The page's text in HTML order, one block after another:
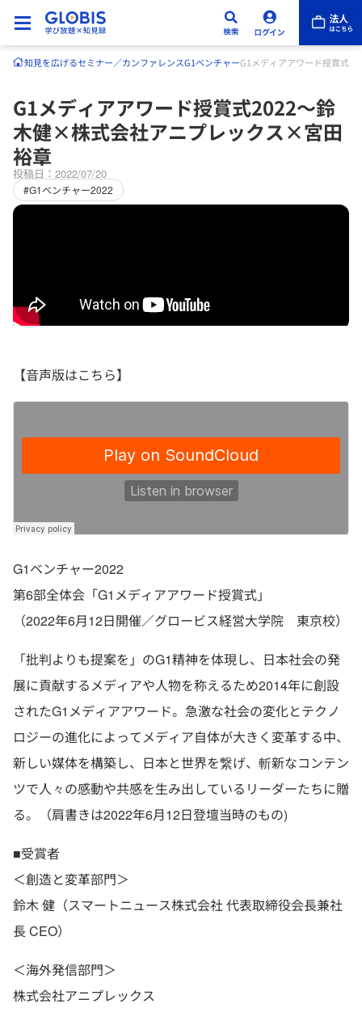
知見を広げるセミナー／カンファレンスG1ベンチャーG1メディアアワード授賞式
G1メディアアワード授賞式2022～鈴
木健×株式会社アニプレックス×宮田
裕章
投稿日：2022/07/20
#G1ベンチャー2022
【音声版はこちら】
G1ベンチャー2022
第6部全体会「G1メディアアワード授賞式」
（2022年6月12日開催／グロービス経営大学院 東京校）
「批判よりも提案を」のG1精神を体現し、日本社会の発
展に貢献するメディアや人物を称えるため2014年に創設
されたG1メディアアワード。急激な社会の変化とテクノ
ロジーの進化によってメディア自体が大きく変革する中、
新しい媒体を構築し、日本と世界を繋げ、斬新なコンテン
ツで人々の感動や共感を生み出しているリーダーたちに贈
る。（肩書きは2022年6月12日登壇当時のもの)
■受賞者
＜創造と変革部門＞
鈴木 健（スマートニュース株式会社 代表取締役会長兼社
長 CEO）
＜海外発信部門＞
株式会社アニプレックス